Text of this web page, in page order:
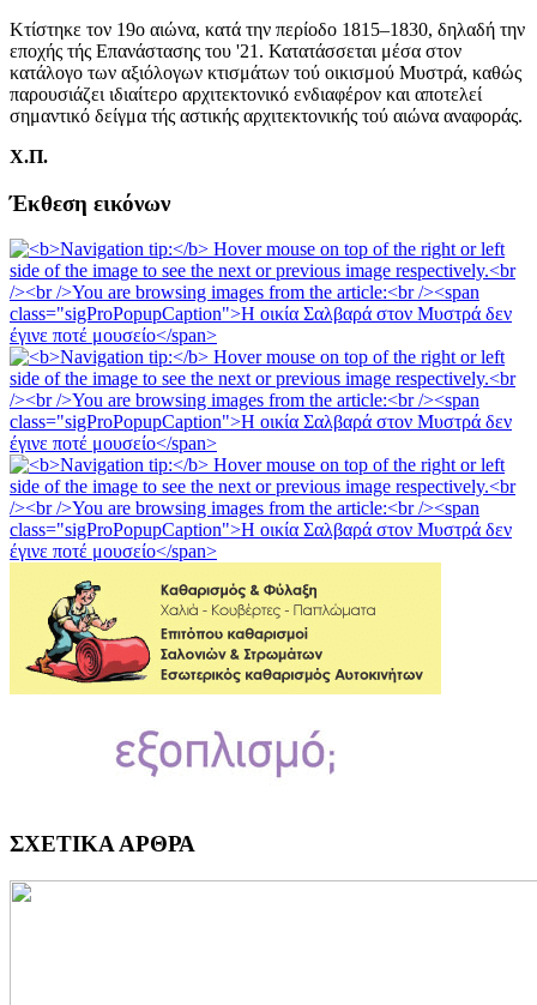
Κτίστηκε τον 19ο αιώνα, κατά την περίοδο 1815–1830, δηλαδή την
εποχής τής Επανάστασης του '21. Κατατάσσεται μέσα στον
κατάλογο των αξιόλογων κτισμάτων τού οικισμού Μυστρά, καθώς
παρουσιάζει ιδιαίτερο αρχιτεκτονικό ενδιαφέρον και αποτελεί
σημαντικό δείγμα τής αστικής αρχιτεκτονικής τού αιώνα αναφοράς.
Χ.Π.
Έκθεση εικόνων
ΣΧΕΤΙΚΑ ΑΡΘΡΑ